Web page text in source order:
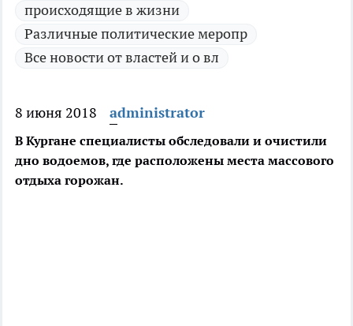
происходящие в жизни
Различные политические меропр
Все новости от властей и о вл
8 июня 2018 administrator
В Кургане специалисты обследовали и очистили
дно водоемов, где расположены места массового
отдыха горожан.